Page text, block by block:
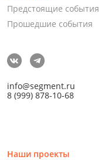
Предстоящие события
Прошедшие события
info@segment.ru
8 (999) 878-10-68
Наши проекты